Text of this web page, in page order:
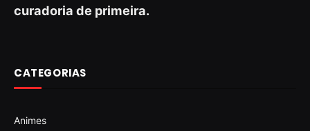
curadoria de primeira.
CATEGORIAS
Animes